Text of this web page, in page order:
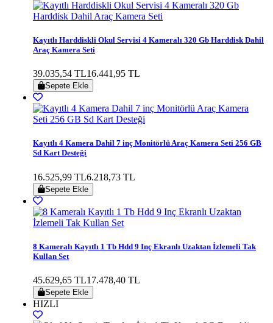
Kayıtlı Harddiskli Okul Servisi 4 Kameralı 320 Gb Harddisk Dahil
Araç Kamera Seti
39.035,54 TL16.441,95 TL
Sepete Ekle
Kayıtlı 4 Kamera Dahil 7 inç Monitörlü Araç Kamera Seti 256 GB
Sd Kart Desteği
16.525,99 TL6.218,73 TL
Sepete Ekle
8 Kameralı Kayıtlı 1 Tb Hdd 9 Inç Ekranlı Uzaktan İzlemeli Tak
Kullan Set
45.629,65 TL17.478,40 TL
Sepete Ekle
HIZLI